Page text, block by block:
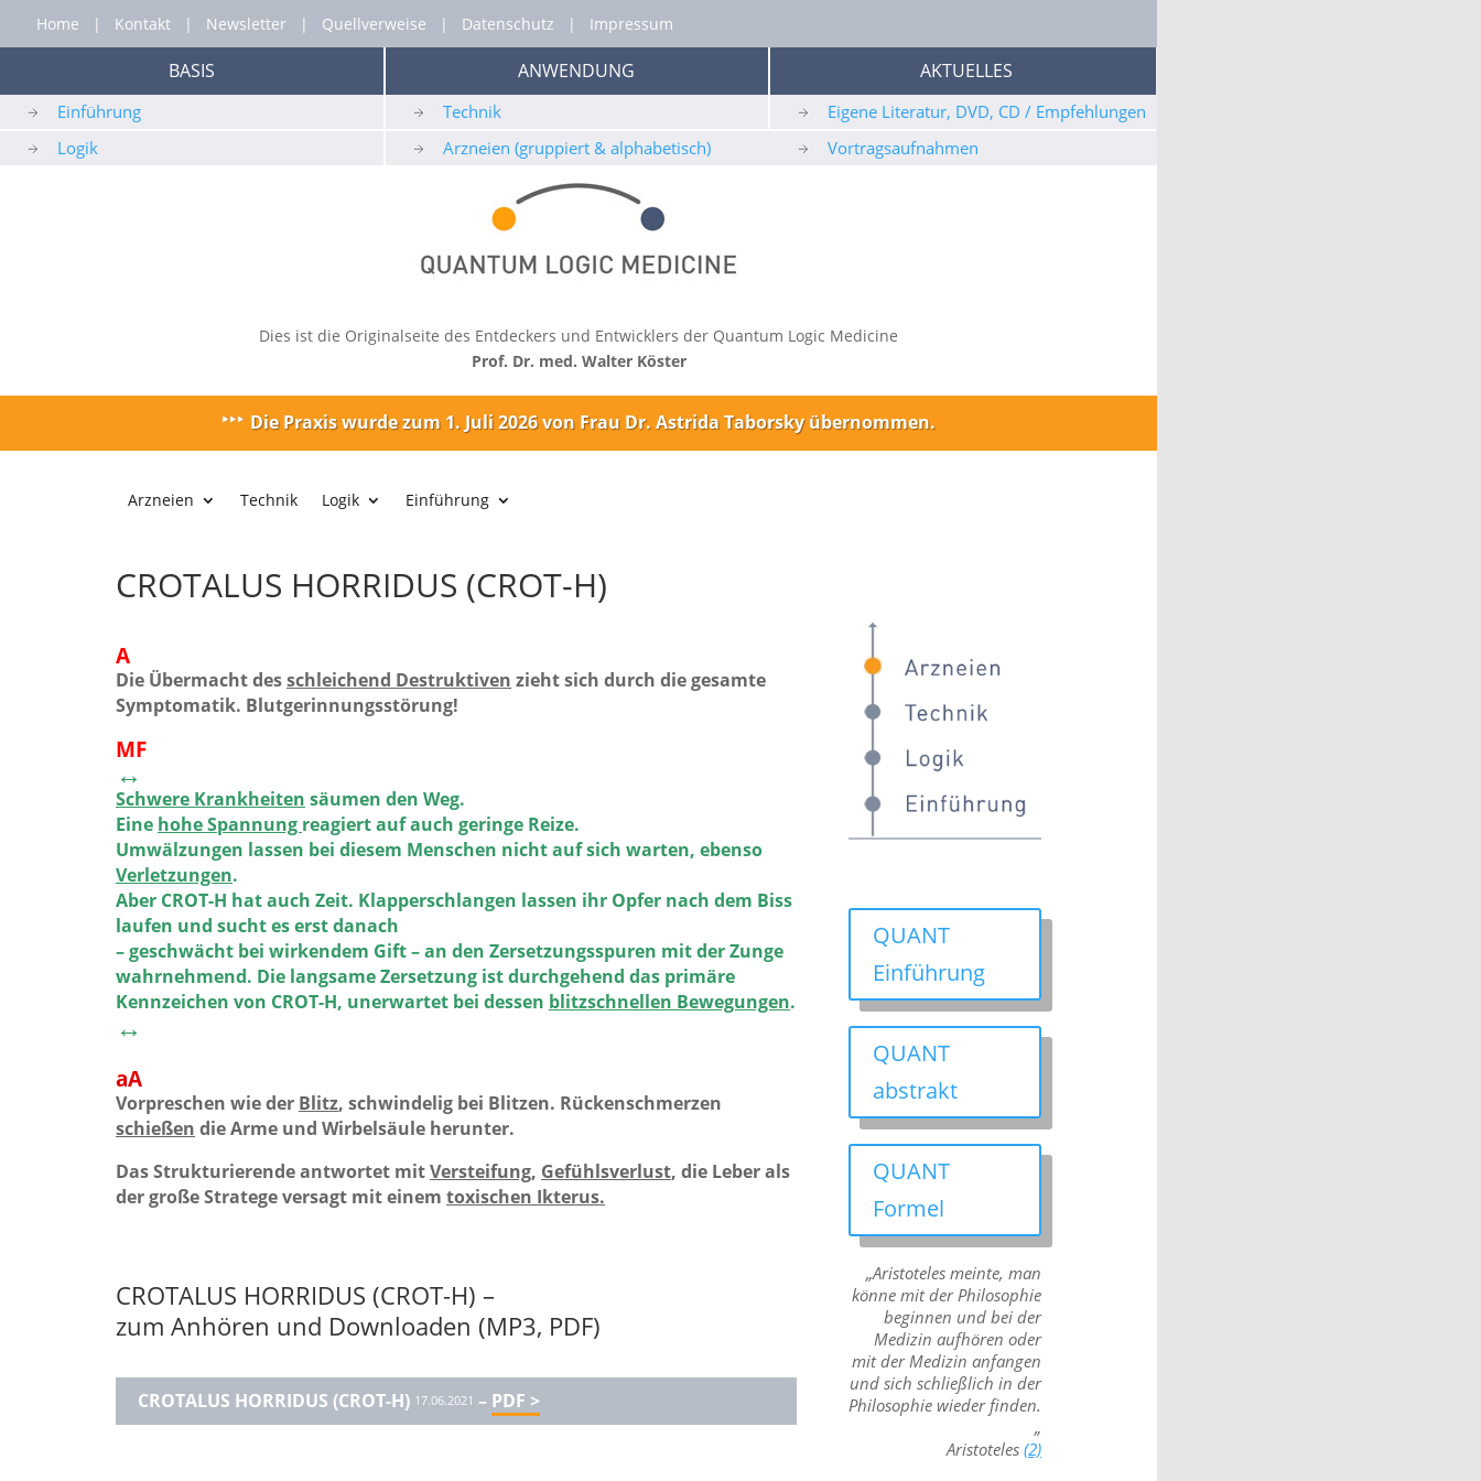
Home | Kontakt | Newsletter | Quellverweise | Datenschutz | Impressum
BASIS
Einführung
Logik
ANWENDUNG
Technik
Arzneien (gruppiert & alphabetisch)
AKTUELLES
Eigene Literatur, DVD, CD / Empfehlungen
Vortragsaufnahmen
Dies ist die Originalseite des Entdeckers und Entwicklers der Quantum Logic Medicine
Prof. Dr. med. Walter Köster
Die Praxis wurde zum 1. Juli 2026 von Frau Dr. Astrida Taborsky übernommen.
Arzneien Technik Logik Einführung
CROTALUS HORRIDUS (CROT-H)
A
Die Übermacht desschleichend Destruktiven zieht sich durch die gesamte
Symptomatik. Blutgerinnungsstörung!
MF
↔
Schwere Krankheiten säumen den Weg.
Eine hohe Spannung reagiert auf auch geringe Reize.
Umwälzungen lassen bei diesem Menschen nicht auf sich warten, ebenso
Verletzungen.
Aber CROT-H hat auch Zeit. Klapperschlangen lassen ihr Opfer nach dem Biss
laufen und sucht es erst danach
– geschwächt bei wirkendem Gift – an den Zersetzungsspuren mit der Zunge
wahrnehmend. Die langsame Zersetzung ist durchgehend das primäre
Kennzeichen von CROT-H, unerwartet bei dessen blitzschnellen Bewegungen.
↔
aA
Vorpreschen wie der Blitz, schwindelig bei Blitzen. Rückenschmerzen
schießen die Arme und Wirbelsäule herunter.
Das Strukturierende antwortet mitVersteifung, Gefühlsverlust, die Leber als
der große Stratege versagt mit einem toxischen Ikterus.
CROTALUS HORRIDUS (CROT-H) –
zum Anhören und Downloaden (MP3, PDF)
CROTALUS HORRIDUS (CROT-H)​ 17.06.2021 – PDF >
QUANT
Einführung
QUANT
abstrakt
QUANT
Formel
„Aristoteles meinte, man
könne mit der Philosophie
beginnen und bei der
Medizin aufhören oder
mit der Medizin anfangen
und sich schließlich in der
Philosophie wieder finden.
„
Aristoteles (2)